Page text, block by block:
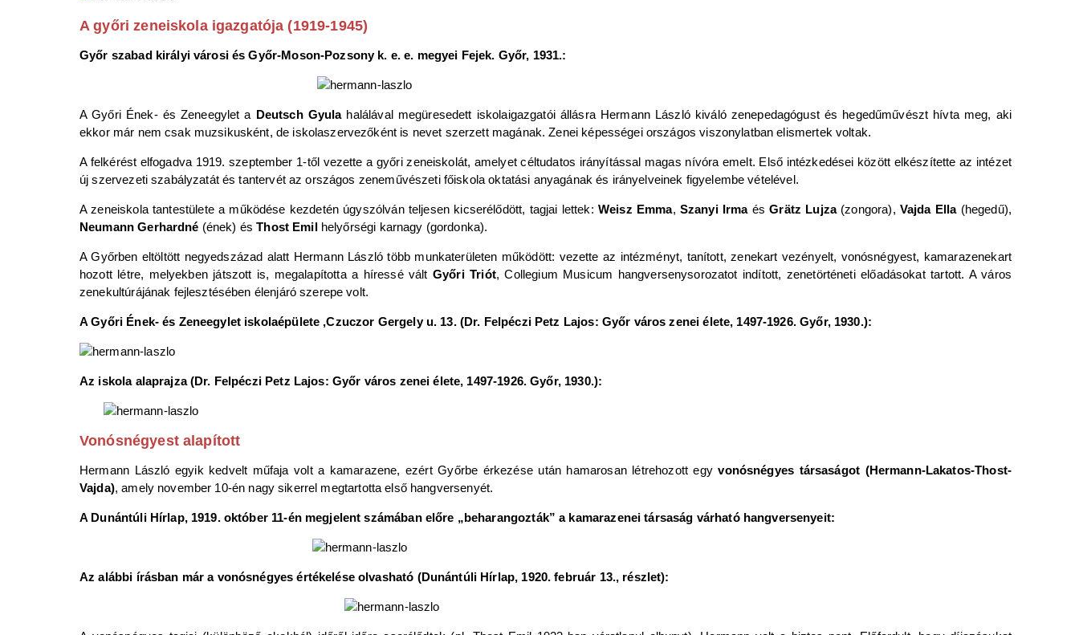
A győri zeneiskola igazgatója (1919-1945)
Győr szabad királyi városi és Győr-Moson-Pozsony k. e. e. megyei Fejek. Győr, 1931.:
A Győri Ének- és Zeneegylet a Deutsch Gyulahalálával megüresedett iskolaigazgatói állásra Hermann László kiváló zenepedagógust és hegedűművészt hívta meg, aki
ekkor már nem csak muzsikusként, de iskolaszervezőként is nevet szerzett magának. Zenei képességei országos viszonylatban elismertek voltak.
A felkérést elfogadva 1919. szeptember 1-től vezette a győri zeneiskolát, amelyet céltudatos irányítással magas nívóra emelt. Első intézkedései között elkészítette az intézet
új szervezeti szabályzatát és tantervét az országos zeneművészeti főiskola oktatási anyagának és irányelveinek figyelembe vételével.
A zeneiskola tantestülete a működése kezdetén úgyszólván teljesen kicserélődött, tagjai lettek: Weisz Emma, Szanyi IrmaésGrätz Lujza(zongora), Vajda Ella(hegedű),
Neumann Gerhardné (ének) és Thost Emilhelyőrségi karnagy (gordonka).
A Győrben eltöltött negyedszázad alatt Hermann László több munkaterületen működött: vezette az intézményt, tanított, zenekart vezényelt, vonósnégyest, kamarazenekart
hozott létre, melyekben játszott is, megalapította a híressé vált Győri Triót, Collegium Musicum hangversenysorozatot indított, zenetörténeti előadásokat tartott. A város
zenekultúrájának fejlesztésében élenjáró szerepe volt.
A Győri Ének- és Zeneegylet iskolaépülete ,Czuczor Gergely u. 13. (Dr. Felpéczi Petz Lajos: Győr város zenei élete, 1497-1926. Győr, 1930.):
Az iskola alaprajza (Dr. Felpéczi Petz Lajos: Győr város zenei élete, 1497-1926. Győr, 1930.):
Vonósnégyest alapított
Hermann László egyik kedvelt műfaja volt a kamarazene, ezért Győrbe érkezése után hamarosan létrehozott egyvonósnégyes társaságot (Hermann-Lakatos-Thost-
Vajda), amely november 10-én nagy sikerrel megtartotta első hangversenyét.
A Dunántúli Hírlap, 1919. október 11-én megjelent számában előre „beharangozták” a kamarazenei társaság várható hangversenyeit:
Az alábbi írásban már a vonósnégyes értékelése olvasható (Dunántúli Hírlap, 1920. február 13., részlet):